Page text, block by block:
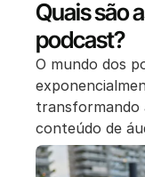
Quais são
podcast?
O mundo dos
transformando
conteúdo de